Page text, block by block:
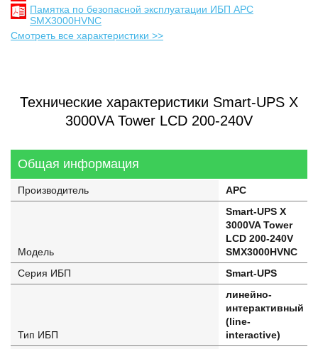
Памятка по безопасной эксплуатации ИБП APC
SMX3000HVNC
Смотреть все характеристики >>
Технические характеристики Smart-UPS X
3000VA Tower LCD 200-240V
Общая информация
Производитель APC
Модель
Smart-UPS X
3000VA Tower
LCD 200-240V
SMX3000HVNC
Серия ИБП
Smart-UPS
Тип ИБП
линейно-
интерактивный
(line-
interactive)